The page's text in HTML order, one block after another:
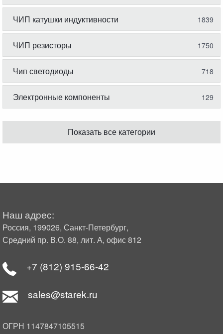
ЧИП катушки индуктивности 1839
ЧИП резисторы 1750
Чип светодиоды 718
Электронные компоненты 129
Показать все категории
Наш адрес:
Россия, 199026, Санкт-Петербург,
Средний пр. В.О. 88, лит. А, офис 812
+7 (812) 915-66-42
sales@starek.ru
ОГРН 1147847105515